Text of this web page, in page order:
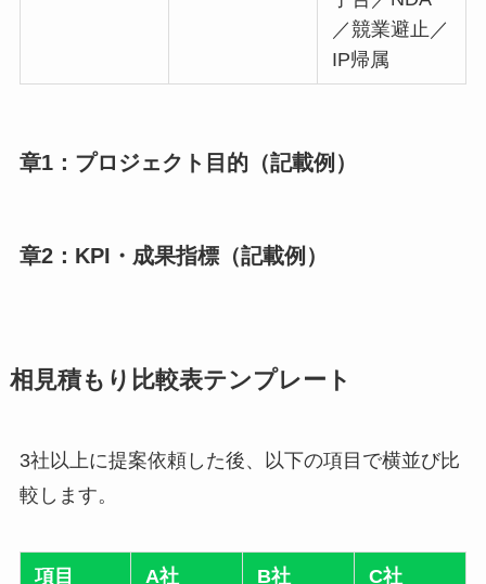
／競業避止／
IP帰属
章1：プロジェクト目的（記載例）
章2：KPI・成果指標（記載例）
相見積もり比較表テンプレート
3社以上に提案依頼した後、以下の項目で横並び比
較します。
項目 A社 B社 C社